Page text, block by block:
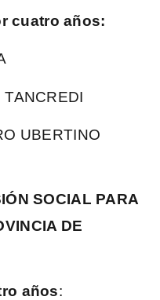
cuatro años:
UBERTINO
SOCIAL PARA
DE
años: